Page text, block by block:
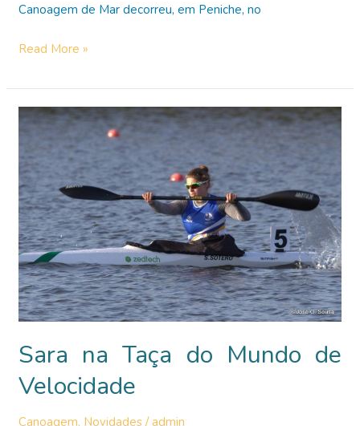
Canoagem de Mar decorreu, em Peniche, no
Vitória
Peniche
Read More »
Sara na Taça do Mundo de
Velocidade
Canoagem, Novidades /admin